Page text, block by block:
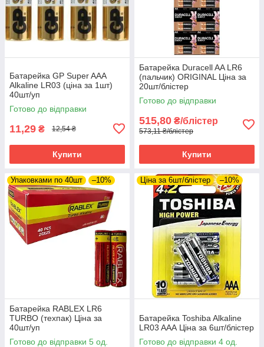
Батарейка GP Super AAA
Alkaline LR03 (ціна за 1шт)
40шт/уп
Готово до відправки
11,29 ₴ 12,54 ₴
Купити
Батарейка Duracell AA LR6
(пальчик) ORIGINAL Ціна за
20шт/блістер
Готово до відправки
515,80 ₴/блістер
573,11 ₴/блістер
Купити
Упаковками по 40шт –10%
Батарейка RABLEX LR6
TURBO (техпак) Ціна за
40шт/уп
Готово до відправки 5 од.
Ціна за 6шт/блістер –10%
Батарейка Toshiba Alkaline
LR03 AAА Ціна за 6шт/блістер
Готово до відправки 4 од.